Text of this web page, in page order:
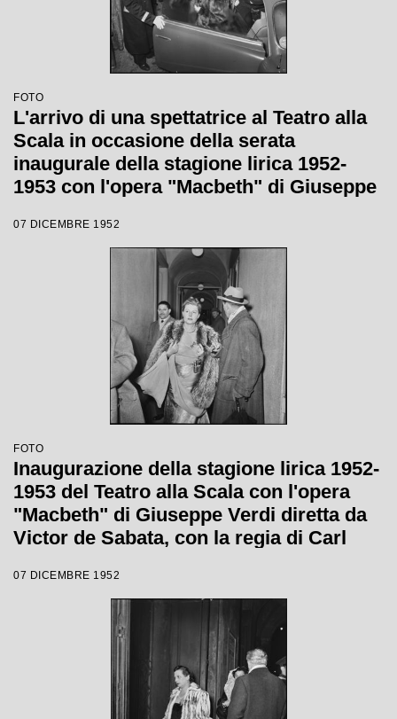
FOTO
L'arrivo di una spettatrice al Teatro alla
Scala in occasione della serata
inaugurale della stagione lirica 1952-
1953 con l'opera "Macbeth" di Giuseppe
regia di Carl Ebert
07 DICEMBRE 1952
FOTO
Inaugurazione della stagione lirica 1952-
1953 del Teatro alla Scala con l'opera
"Macbeth" di Giuseppe Verdi diretta da
Victor de Sabata, con la regia di Carl
07 DICEMBRE 1952